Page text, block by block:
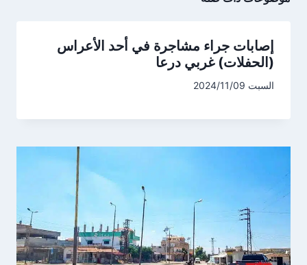
إصابات جراء مشاجرة في أحد الأعراس
(الحفلات) غربي درعا
السبت 2024/11/09